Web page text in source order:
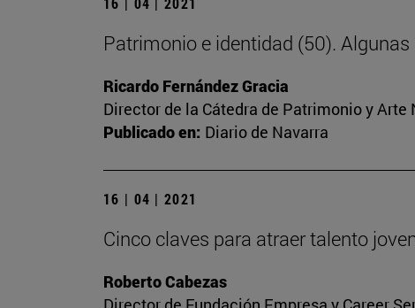
Patrimonio e identidad (50).
Ricardo Fernández Gracia
Director de la Cátedra de Patrimonio y Arte
Publicado en: Diario de Navarra
16 | 04 | 2021
Cinco claves para atraer talento
Roberto Cabezas